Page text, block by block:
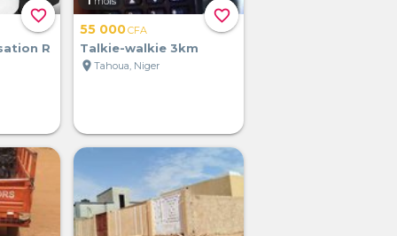
favorite_border
R
favorite_border
55 000CFA
Talkie-walkie 3km
location_onTahoua, Niger